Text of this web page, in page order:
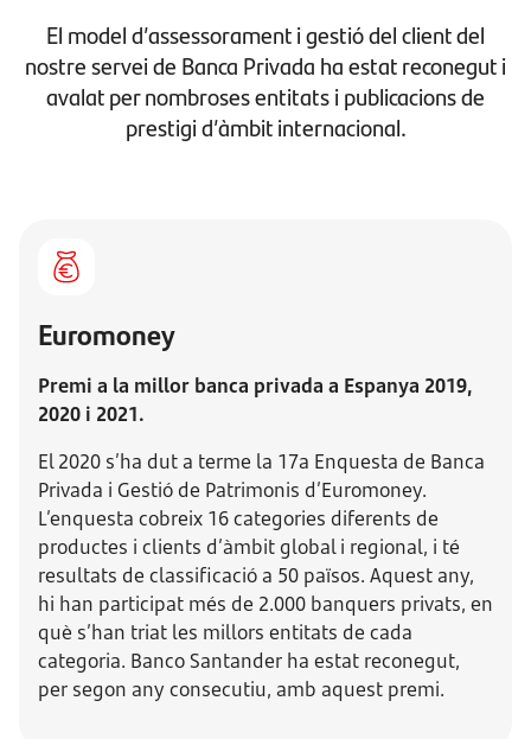
El model d’assessorament i gestió del client del
nostre servei de Banca Privada ha estat reconegut i
avalat per nombroses entitats i publicacions de
prestigi d’àmbit internacional.
Euromoney
Premi a la millor banca privada a Espanya 2019,
2020 i 2021.
El 2020 s’ha dut a terme la 17a Enquesta de Banca
Privada i Gestió de Patrimonis d’Euromoney.
L’enquesta cobreix 16 categories diferents de
productes i clients d’àmbit global i regional, i té
resultats de classificació a 50 països. Aquest any,
hi han participat més de 2.000 banquers privats, en
què s’han triat les millors entitats de cada
categoria. Banco Santander ha estat reconegut,
per segon any consecutiu, amb aquest premi.